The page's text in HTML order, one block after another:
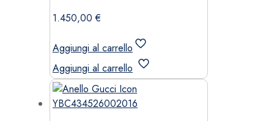
1.450,00€
Aggiungi al carrello
Aggiungi al carrello